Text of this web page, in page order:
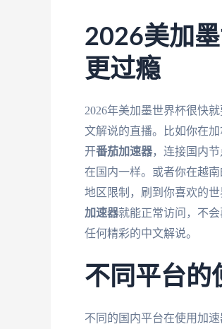
2026美加
更过瘾
2026年美加墨世界杯很快
文解说的直播。比如你在
开番茄加速器，连接国内
在国内一样。或者你在越
地区限制，刷到你喜欢的
加速器就能正常访问，不
任何精彩的中文解说。
不同平台的
不同的国内平台在使用加